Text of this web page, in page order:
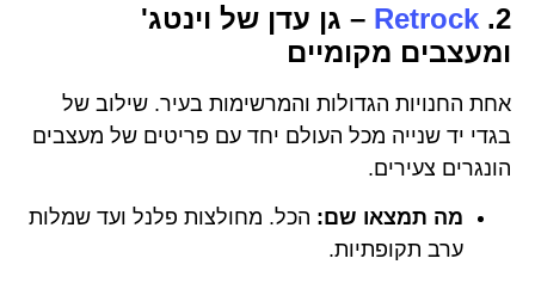
2.
Retrock – גן עדן של וינטג'
ומעצבים מקומיים
אחת החנויות הגדולות והמרשימות בעיר. שילוב של
בגדי יד שנייה מכל העולם יחד עם פריטים של מעצבים
הונגרים צעירים.
מה תמצאו שם: הכל. מחולצות פלנל ועד שמלות
ערב תקופתיות.